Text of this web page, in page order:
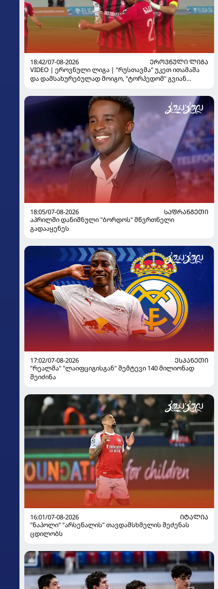
18:42/07-08-2026
ᲔᲠᲝᲕᲜᲣᲚᲘ ᲚᲘᲒᲐ
VIDEO | ეროვნული ლიგა | "რუსთავმა" უკეთ ითამაშა
და დამსახურებულად მოიგო, "ტორპედომ" გვიან
18:05/07-08-2026
ᲡᲐᲤᲠᲐᲜᲒᲔᲗᲘ
აპრილში დანიშნული "ბორდოს" მწვრთნელი
გადააყენეს
17:02/07-08-2026
ᲔᲡᲞᲐᲜᲔᲗᲘ
"რეალმა" "ლაიფციგისგან" შემტევი 140 მილიონად
შეიძინა
16:01/07-08-2026
ᲘᲢᲐᲚᲘᲐ
"ნაპოლი" "არსენალის" თავდამსხმელის შეძენას
ცდილობს